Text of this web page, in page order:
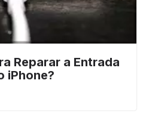
Reparar a Entrada
iPhone?